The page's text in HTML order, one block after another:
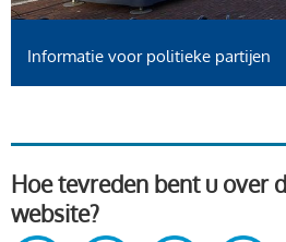
Informatie voor politieke partijen
Hoe tevreden bent u over
website?